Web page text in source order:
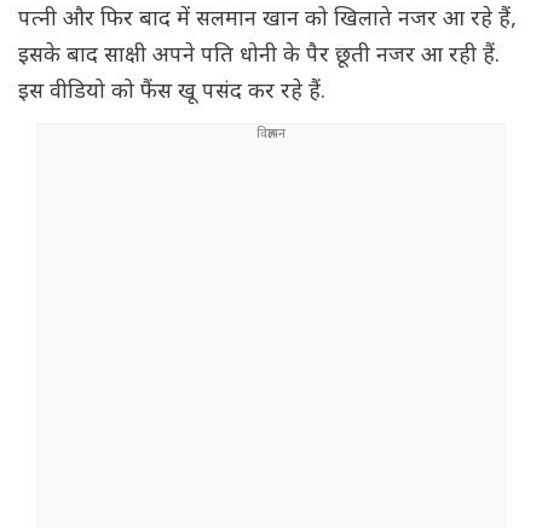
पत्नी और फिर बाद में सलमान खान को खिलाते नजर आ रहे हैं,
इसके बाद साक्षी अपने पति धोनी के पैर छूती नजर आ रही हैं.
इस वीडियो को फैंस खू पसंद कर रहे हैं.